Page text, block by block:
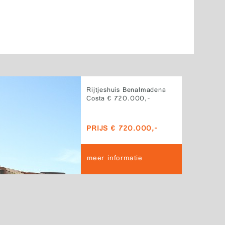
Rijtjeshuis Benalmadena
Costa € 720.000,-
PRIJS € 720.000,-
meer informatie